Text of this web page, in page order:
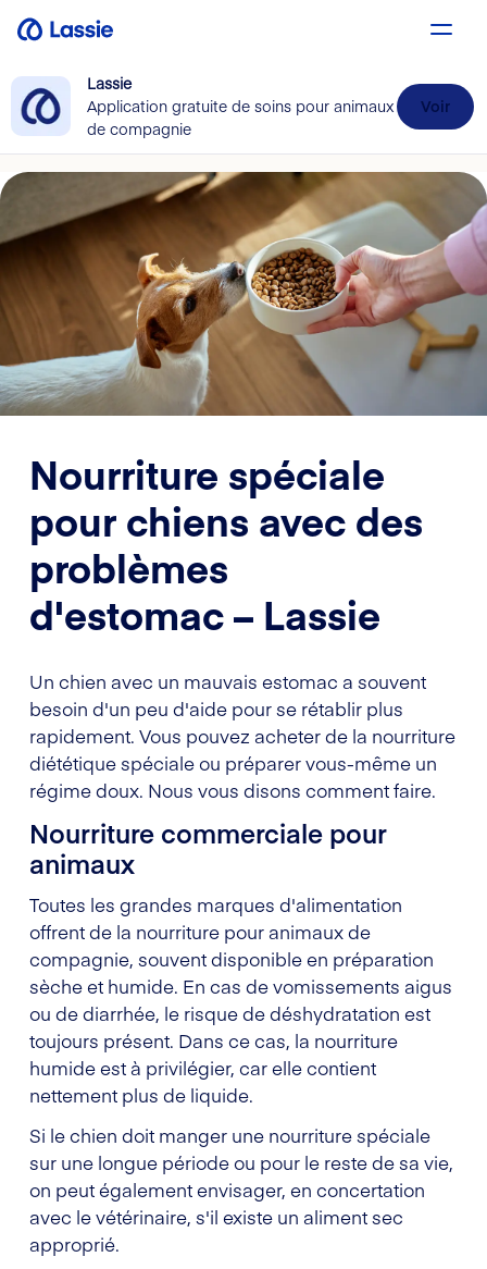
Lassie
Application gratuite de soins pour animaux
de compagnie
Voir
Nourriture spéciale
pour chiens avec des
problèmes
d'estomac – Lassie
Un chien avec un mauvais estomac a souvent
besoin d'un peu d'aide pour se rétablir plus
rapidement. Vous pouvez acheter de la nourriture
diététique spéciale ou préparer vous-même un
régime doux. Nous vous disons comment faire.
Nourriture commerciale pour
animaux
Toutes les grandes marques d'alimentation
offrent de la nourriture pour animaux de
compagnie, souvent disponible en préparation
sèche et humide. En cas de vomissements aigus
ou de diarrhée, le risque de déshydratation est
toujours présent. Dans ce cas, la nourriture
humide est à privilégier, car elle contient
nettement plus de liquide.
Si le chien doit manger une nourriture spéciale
sur une longue période ou pour le reste de sa vie,
on peut également envisager, en concertation
avec le vétérinaire, s'il existe un aliment sec
approprié.